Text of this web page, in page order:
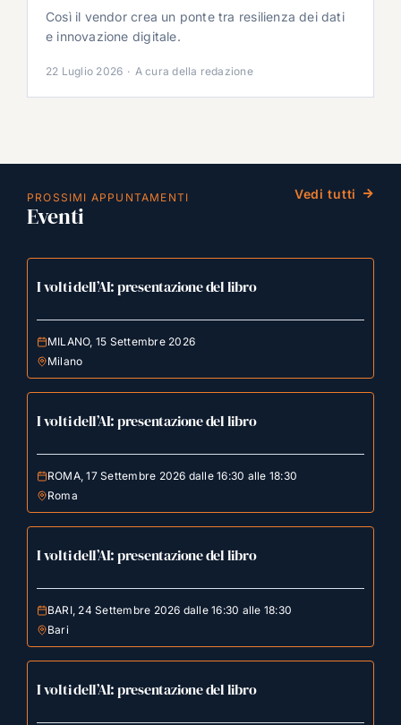
Così il vendor crea un ponte tra resilienza dei dati
e innovazione digitale.
22 Luglio 2026 · A cura della redazione
PROSSIMI APPUNTAMENTI
Eventi
Vedi tutti
I volti dell’AI: presentazione del libro
MILANO, 15 Settembre 2026
Milano
I volti dell’AI: presentazione del libro
ROMA, 17 Settembre 2026 dalle 16:30 alle 18:30
Roma
I volti dell’AI: presentazione del libro
BARI, 24 Settembre 2026 dalle 16:30 alle 18:30
Bari
I volti dell’AI: presentazione del libro